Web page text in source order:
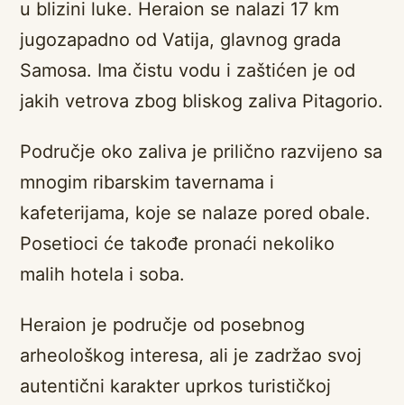
u blizini luke. Heraion se nalazi 17 km
jugozapadno od Vatija, glavnog grada
Samosa. Ima čistu vodu i zaštićen je od
jakih vetrova zbog bliskog zaliva Pitagorio.
Područje oko zaliva je prilično razvijeno sa
mnogim ribarskim tavernama i
kafeterijama, koje se nalaze pored obale.
Posetioci će takođe pronaći nekoliko
malih hotela i soba.
Heraion je područje od posebnog
arheološkog interesa, ali je zadržao svoj
autentični karakter uprkos turističkoj